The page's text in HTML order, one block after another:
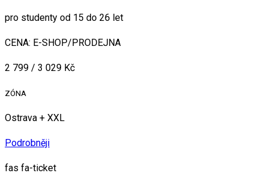
pro studenty od 15 do 26 let
CENA: E-SHOP/PRODEJNA
2 799 / 3 029 Kč
ZÓNA
Ostrava + XXL
Podrobněji
fas fa-ticket